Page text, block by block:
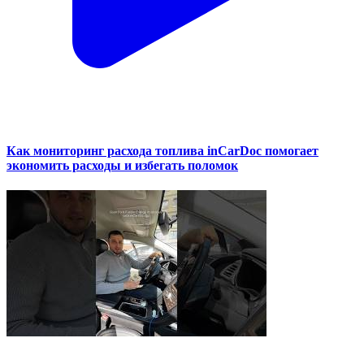
Как мониторинг расхода топлива inCarDoc помогает
экономить расходы и избегать поломок